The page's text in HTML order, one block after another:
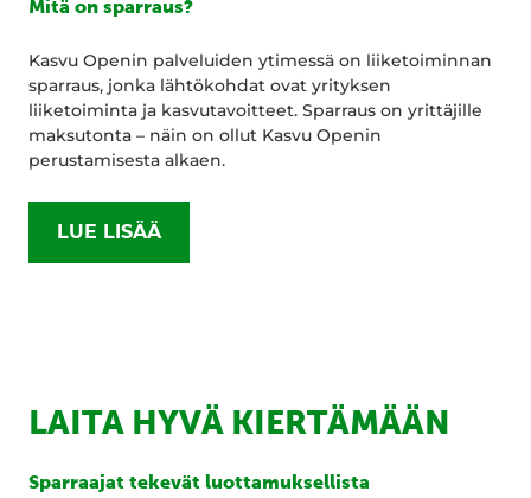
Mitä on sparraus?
Kasvu Openin palveluiden ytimessä on liiketoiminnan
sparraus, jonka lähtökohdat ovat yrityksen
liiketoiminta ja kasvutavoitteet. Sparraus on yrittäjille
maksutonta – näin on ollut Kasvu Openin
perustamisesta alkaen.
LUE LISÄÄ
LAITA HYVÄ KIERTÄMÄÄN
Sparraajat tekevät luottamuksellista